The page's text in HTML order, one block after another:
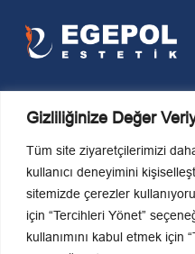
Gizliliğinize Değer
Tüm site ziyaretçilerimizi
kullanıcı deneyimini
sitemizde çerezler
için “Tercihleri Yönet”
kullanımını kabul etmek için
KVKK
Son